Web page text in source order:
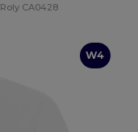
Roly CA0428
W4